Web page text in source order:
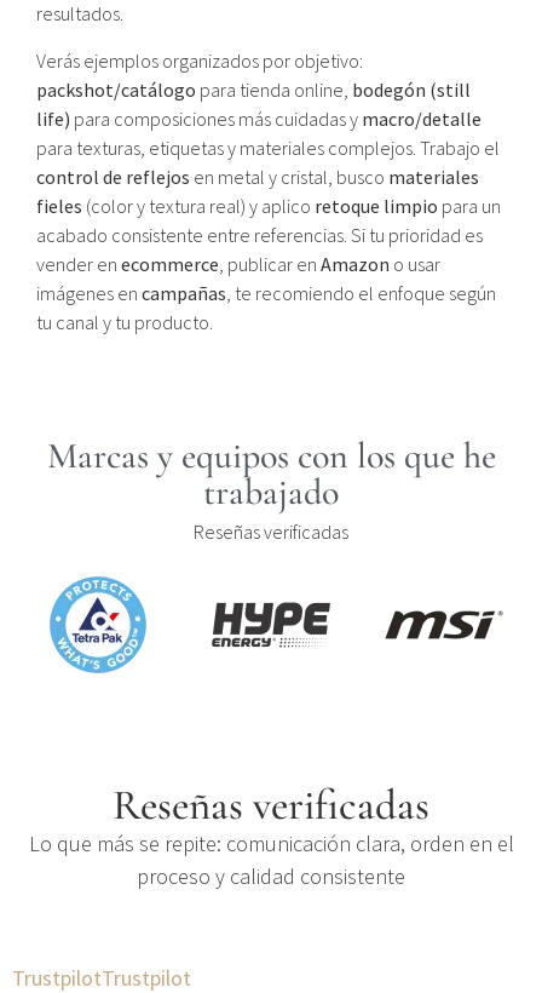
resultados.
Verás ejemplos organizados por objetivo:
packshot/catálogo para tienda online, bodegón (still
life) para composiciones más cuidadas y macro/detalle
para texturas, etiquetas y materiales complejos. Trabajo el
control de reflejos en metal y cristal, busco materiales
fieles (color y textura real) y aplico retoque limpio para un
acabado consistente entre referencias. Si tu prioridad es
vender en ecommerce , publicar en Amazon o usar
imágenes en campañas , te recomiendo el enfoque según
tu canal y tu producto.
Marcas y equipos con los que he
trabajado
Reseñas verificadas
Reseñas verificadas
Lo que más se repite: comunicación clara, orden en el
proceso y calidad consistente
TrustpilotTrustpilot